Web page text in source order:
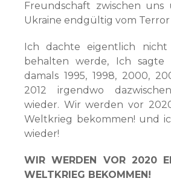
Freundschaft zwischen uns
Ukraine endgültig vom
Ich dachte eigentlich
behalten werde, Ich sagte
damals 1995, 1998, 2000,
2012 irgendwo
wieder. Wir werden vor
Weltkrieg bekommen! und
wieder!
WIR WERDEN VOR 2020
WELTKRIEG BEKOMMEN!